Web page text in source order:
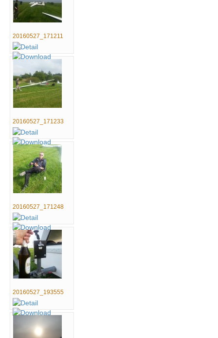
20160527_171211
20160527_171233
20160527_171248
20160527_193555